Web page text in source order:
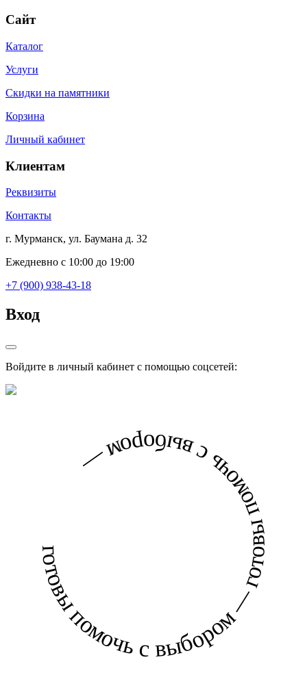
Сайт
Каталог
Услуги
Скидки на памятники
Корзина
Личный кабинет
Клиентам
Реквизиты
Контакты
г. Мурманск, ул. Баумана д. 32
Ежедневно с 10:00 до 19:00
+7 (900) 938-43-18
Вход
Войдите в личный кабинет с помощью соцсетей:
готовы помочь с выбором — готовы помочь с выбором —